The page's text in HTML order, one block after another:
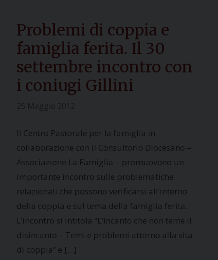
Problemi di coppia e
famiglia ferita. Il 30
settembre incontro con
i coniugi Gillini
Il Centro Pastorale per la famiglia in
collaborazione con il Consultorio Diocesano –
Associazione La Famiglia – promuovono un
importante incontro sulle problematiche
relazionali che possono verificarsi all’interno
della coppia e sul tema della famiglia ferita.
L’incontro si intitola “L’incanto che non teme il
disincanto – Temi e problemi attorno alla vita
di coppia” e […]